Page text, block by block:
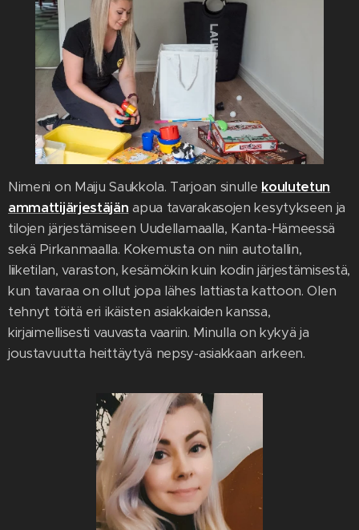
Nimeni on Maiju Saukkola. Tarjoan sinulle koulutetun
ammattijärjestäjän apua tavarakasojen kesytykseen ja
tilojen järjestämiseen Uudellamaalla, Kanta-Hämeessä
sekä Pirkanmaalla. Kokemusta on niin autotallin,
liiketilan, varaston, kesämökin kuin kodin järjestämisestä,
kun tavaraa on ollut jopa lähes lattiasta kattoon. Olen
tehnyt töitä eri ikäisten asiakkaiden kanssa,
kirjaimellisesti vauvasta vaariin. Minulla on kykyä ja
joustavuutta heittäytyä nepsy-asiakkaan arkeen.